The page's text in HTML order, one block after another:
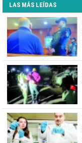
LAS MÁS LEÍDAS